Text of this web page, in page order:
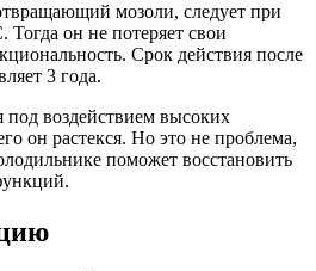
мозоли, следует при
он не потеряет свои
Срок действия после
3 года.
под воздействием высоких
он растекся. Но это не проблема,
поможет восстановить